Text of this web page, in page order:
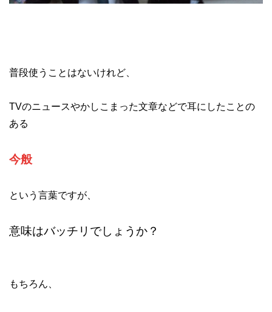
普段使うことはないけれど、
TVのニュースやかしこまった文章などで耳にしたことの
ある
今般
という言葉ですが、
意味はバッチリでしょうか？
もちろん、